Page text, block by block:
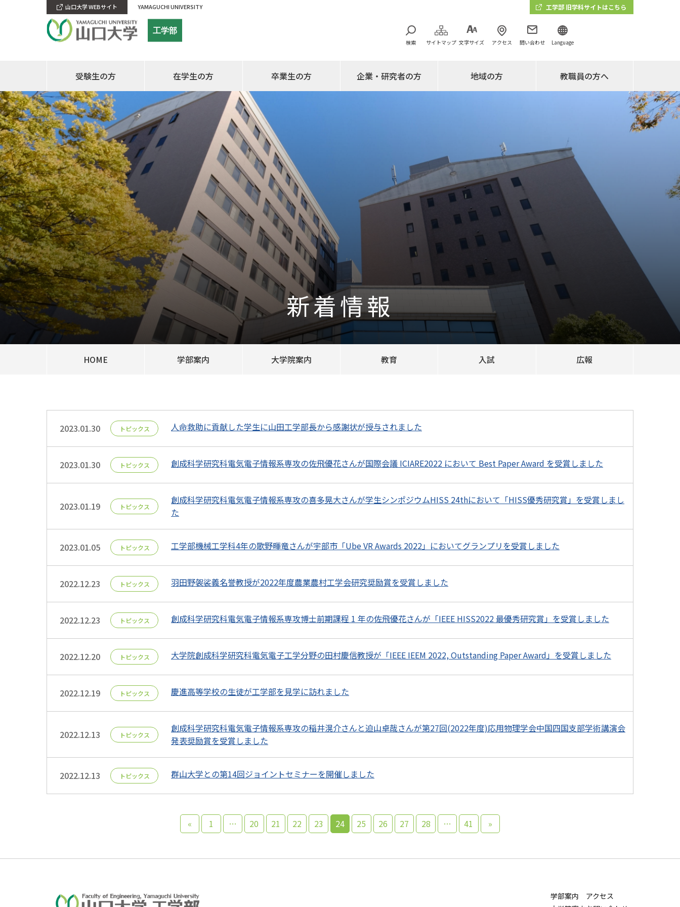
工学部
検索 サイトマップ 文字サイズ アクセス 問い合わせ Language
山口大学 WEBサイト YAMAGUCHI UNIVERSITY 工学部 旧学科サイトはこちら
受験生の方 在学生の方 卒業生の方 企業・研究者の方 地域の方 教職員の方へ
新着情報
HOME 学部案内 大学院案内 教育 入試 広報
2023.01.30 トピックス 人命救助に貢献した学生に山田工学部長から感謝状が授与されました
2023.01.30 トピックス 創成科学研究科電気電子情報系専攻の佐飛優花さんが国際会議 ICIARE2022 において Best Paper Award を受賞しました
2023.01.19 トピックス
創成科学研究科電気電子情報系専攻の喜多晃大さんが学生シンポジウムHISS 24thにおいて「HISS優秀研究賞」を受賞しまし
た
2023.01.05 トピックス 工学部機械工学科4年の歌野暉竜さんが宇部市「Ube VR Awards 2022」においてグランプリを受賞しました
2022.12.23 トピックス 羽田野袈裟義名誉教授が2022年度農業農村工学会研究奨励賞を受賞しました
2022.12.23 トピックス 創成科学研究科電気電子情報系専攻博士前期課程 1 年の佐飛優花さんが「IEEE HISS2022 最優秀研究賞」を受賞しました
2022.12.20 トピックス 大学院創成科学研究科電気電子工学分野の田村慶信教授が「IEEE IEEM 2022, Outstanding Paper Award」を受賞しました
2022.12.19 トピックス 慶進高等学校の生徒が工学部を見学に訪れました
2022.12.13 トピックス
創成科学研究科電気電子情報系専攻の稲井滉介さんと迫山卓哉さんが第27回(2022年度)応用物理学会中国四国支部学術講演会
発表奨励賞を受賞しました
2022.12.13 トピックス 群山大学との第14回ジョイントセミナーを開催しました
« 1 … 20 21 22 23 24 25 26 27 28 … 41 »
学部案内
アクセス